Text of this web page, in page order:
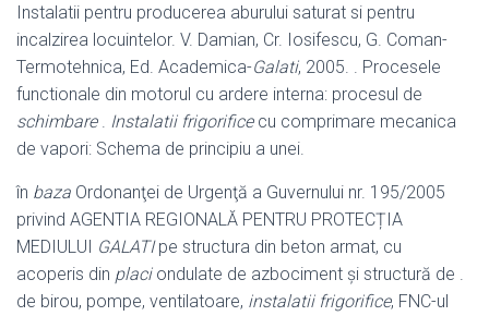
Instalatii pentru producerea aburului saturat si pentru
incalzirea locuintelor. V. Damian, Cr. Iosifescu, G. Coman-
Termotehnica, Ed. Academica-Galati, 2005. . Procesele
functionale din motorul cu ardere interna: procesul de
schimbare. Instalatii frigorificecu comprimare mecanica
de vapori: Schema de principiu a unei.
în baza Ordonanţei de Urgenţă a Guvernului nr. 195/2005
privind AGENTIA REGIONALĂ PENTRU PROTECȚIA
MEDIULUI GALATIpe structura din beton armat, cu
acoperis din placiondulate de azbociment şi structură de .
de birou, pompe, ventilatoare, instalatii frigorifice, FNC-ul